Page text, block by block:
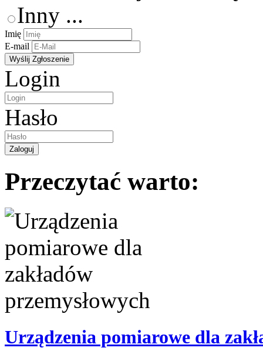
Inny ...
Imię
E-mail
Login
Hasło
Przeczytać warto:
Urządzenia pomiarowe dla